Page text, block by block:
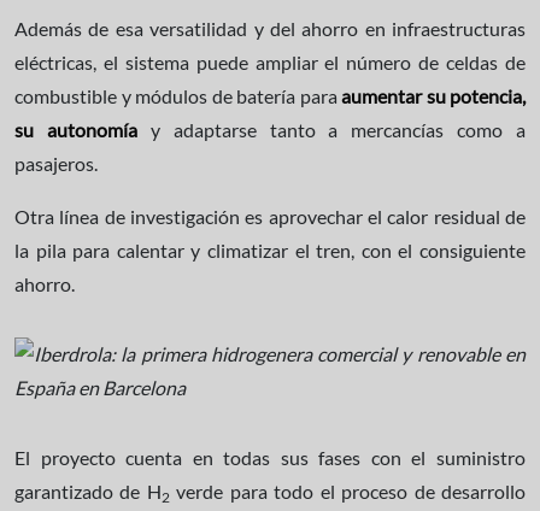
Además de esa versatilidad y del ahorro en infraestructuras
eléctricas, el sistema puede ampliar el número de celdas de
combustible y módulos de batería para aumentar su potencia,
su autonomíay adaptarse tanto a mercancías como a
pasajeros.
Otra línea de investigación es aprovechar el calor residual de
la pila para calentar y climatizar el tren, con el consiguiente
ahorro.
El proyecto cuenta en todas sus fases con el suministro
garantizado de H2 verde para todo el proceso de desarrollo